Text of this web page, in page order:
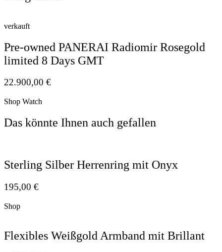
verkauft
Pre-owned PANERAI Radiomir Rosegold
limited 8 Days GMT
22.900,00 €
Shop Watch
Das könnte Ihnen auch gefallen
Sterling Silber Herrenring mit Onyx
195,00 €
Shop
Flexibles Weißgold Armband mit Brillant